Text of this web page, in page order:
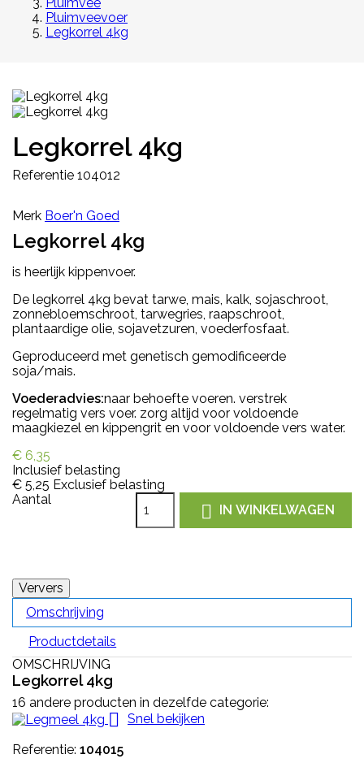
Pluimveevoer
Legkorrel 4kg
Legkorrel 4kg
Referentie 104012
Merk Boer'n Goed
Legkorrel 4kg
is heerlijk kippenvoer.
De legkorrel 4kg bevat tarwe, mais, kalk, sojaschroot,
zonnebloemschroot, tarwegries, raapschroot,
plantaardige olie, sojavetzuren, voederfosfaat.
Geproduceerd met genetisch gemodificeerde
soja/mais.
Voederadvies:naar behoefte voeren. verstrek
regelmatig vers voer. zorg altijd voor voldoende
maagkiezel en kippengrit en voor voldoende vers water.
€ 6,35
Inclusief belasting
€ 5,25 Exclusief belasting
Aantal
 IN WINKELWAGEN
Omschrijving
Productdetails
OMSCHRIJVING
Legkorrel 4kg
16 andere producten in dezelfde categorie:
 Snel bekijken
Referentie: 104015